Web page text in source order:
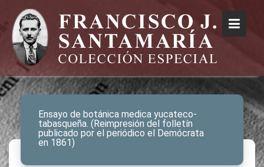
Ensayo de botánica medica yucateco-
tabasqueña. (Reimpresión del folletín
publicado por el periódico el Demócrata
en 1861)